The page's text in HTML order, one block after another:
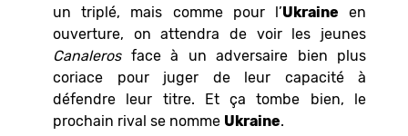
un triplé, mais comme pour l’Ukraine en
ouverture, on attendra de voir les jeunes
Canalerosface à un adversaire bien plus
coriace pour juger de leur capacité à
défendre leur titre. Et ça tombe bien, le
prochain rival se nomme Ukraine.